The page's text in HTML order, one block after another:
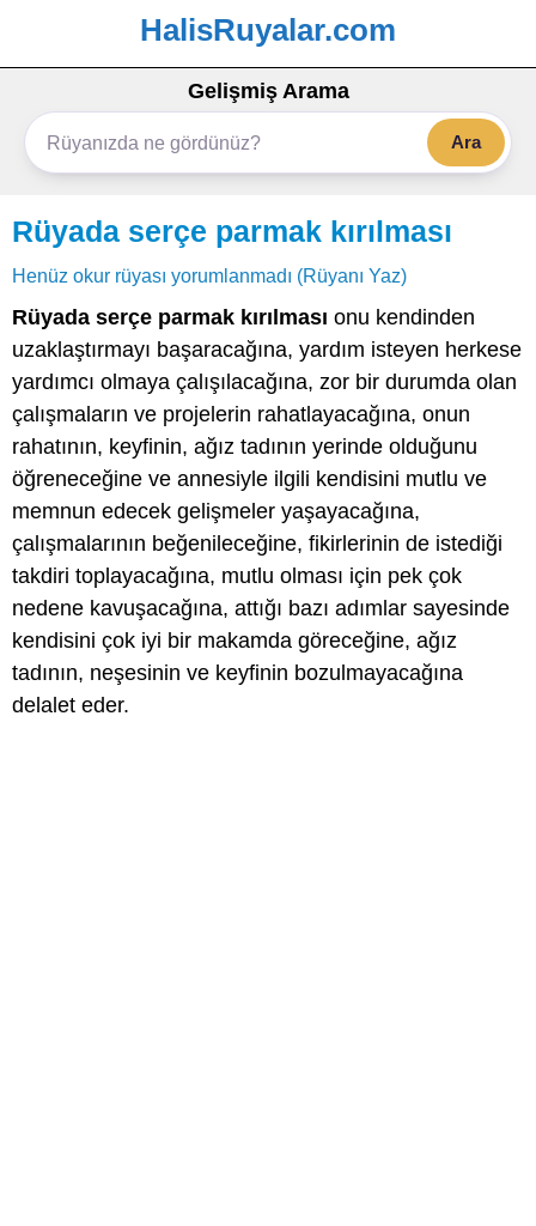
HalisRuyalar.com
Gelişmiş Arama
Ara
Rüyada serçe parmak kırılması
Henüz okur rüyası yorumlanmadı (Rüyanı Yaz)
Rüyada serçe parmak kırılması onu kendinden
uzaklaştırmayı başaracağına, yardım isteyen herkese
yardımcı olmaya çalışılacağına, zor bir durumda olan
çalışmaların ve projelerin rahatlayacağına, onun
rahatının, keyfinin, ağız tadının yerinde olduğunu
öğreneceğine ve annesiyle ilgili kendisini mutlu ve
memnun edecek gelişmeler yaşayacağına,
çalışmalarının beğenileceğine, fikirlerinin de istediği
takdiri toplayacağına, mutlu olması için pek çok
nedene kavuşacağına, attığı bazı adımlar sayesinde
kendisini çok iyi bir makamda göreceğine, ağız
tadının, neşesinin ve keyfinin bozulmayacağına
delalet eder.